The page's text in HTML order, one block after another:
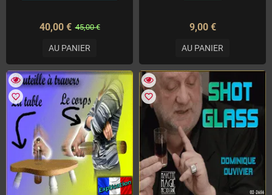
40,00 € 45,00 €
AU PANIER
9,00 €
AU PANIER
favorite_border favorite_border